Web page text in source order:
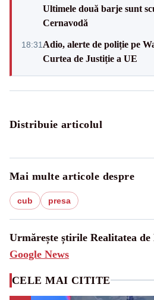
Ultimele două barje sunt
Cernavodă
18:31 Adio, alerte de poliție pe
Curtea de Justiție a UE
Distribuie articolul
Mai multe articole despre
cub presa
Urmărește știrile Realitatea
Google News
CELE MAI CITITE